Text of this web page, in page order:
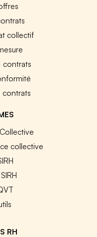
collectif
contrats
contrats
collective
RH